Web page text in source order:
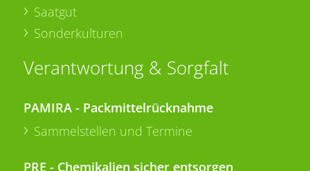
Saatgut
Sonderkulturen
Verantwortung & Sorgfalt
PAMIRA - Packmittelrücknahme
Sammelstellen und Termine
PRE - Chemikalien sicher entsorgen